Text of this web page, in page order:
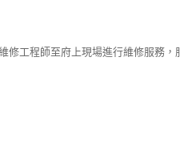
工程師至府上現場進行維修服務